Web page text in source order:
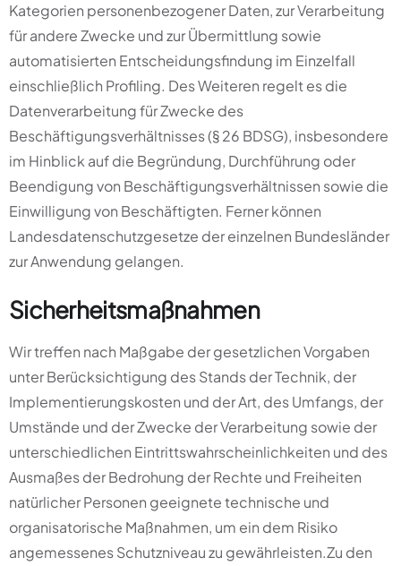
Kategorien personenbezogener Daten, zur Verarbeitung
für andere Zwecke und zur Übermittlung sowie
automatisierten Entscheidungsfindung im Einzelfall
einschließlich Profiling. Des Weiteren regelt es die
Datenverarbeitung für Zwecke des
Beschäftigungsverhältnisses (§ 26 BDSG), insbesondere
im Hinblick auf die Begründung, Durchführung oder
Beendigung von Beschäftigungsverhältnissen sowie die
Einwilligung von Beschäftigten. Ferner können
Landesdatenschutzgesetze der einzelnen Bundesländer
zur Anwendung gelangen.
Sicherheitsmaßnahmen
Wir treffen nach Maßgabe der gesetzlichen Vorgaben
unter Berücksichtigung des Stands der Technik, der
Implementierungskosten und der Art, des Umfangs, der
Umstände und der Zwecke der Verarbeitung sowie der
unterschiedlichen Eintrittswahrscheinlichkeiten und des
Ausmaßes der Bedrohung der Rechte und Freiheiten
natürlicher Personen geeignete technische und
organisatorische Maßnahmen, um ein dem Risiko
angemessenes Schutzniveau zu gewährleisten.Zu den